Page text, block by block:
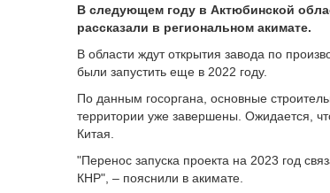
В следующем году в Актюбинской
рассказали в региональном акимате.
В области ждут открытия завода по
были запустить еще в 2022 году.
По данным госоргана, основные
территории уже завершены. Ожидается,
Китая.
"Перенос запуска проекта на 2023 год
КНР", – пояснили в акимате.